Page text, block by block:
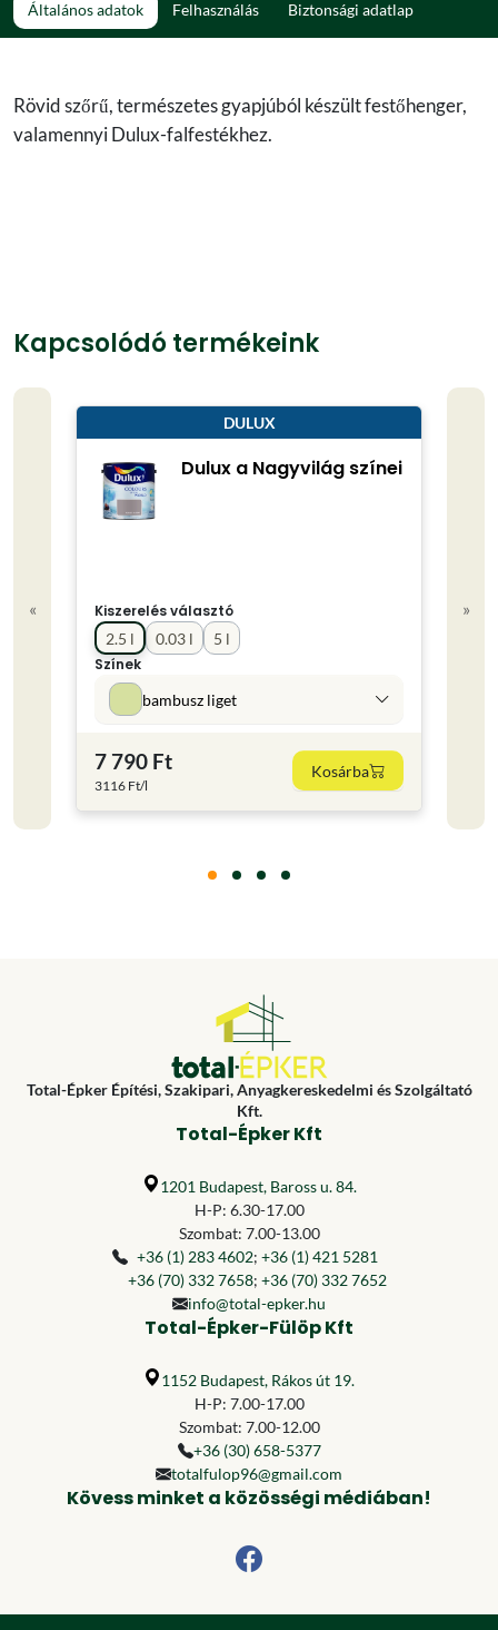
Általános adatok Felhasználás Biztonsági adatlap
Rövid szőrű, természetes gyapjúból készült festőhenger,
valamennyi Dulux-falfestékhez.
Kapcsolódó termékeink
«
DULUX
Dulux a Nagyvilág színei
Kiszerelés választó
0.03 l
2.5 l
5 l
Színek
bambusz liget
7 790 Ft
3116 Ft/l
Kosárba
»
Total-Épker Építési, Szakipari, Anyagkereskedelmi és Szolgáltató
Kft.
Total-Épker Kft
1201 Budapest, Baross u. 84.
H-P: 6.30-17.00
Szombat: 7.00-13.00
+36 (1) 283 4602; +36 (1) 421 5281
+36 (70) 332 7658; +36 (70) 332 7652
info@total-epker.hu
Total-Épker-Fülöp Kft
1152 Budapest, Rákos út 19.
H-P: 7.00-17.00
Szombat: 7.00-12.00
+36 (30) 658-5377
totalfulop96@gmail.com
Kövess minket a közösségi médiában!